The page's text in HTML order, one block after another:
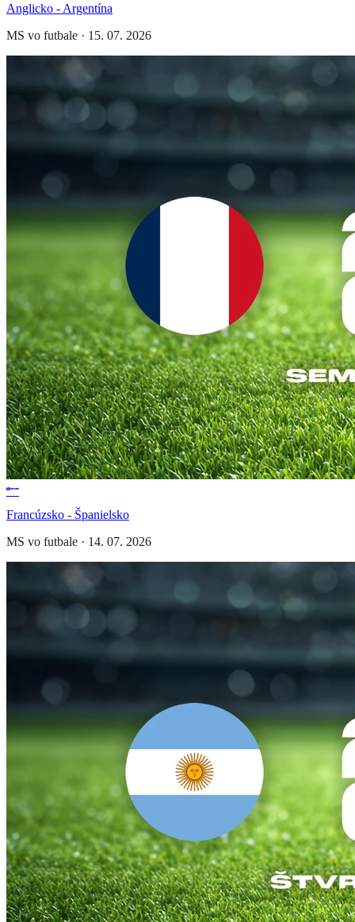
Anglicko - Argentína
MS vo futbale · 15. 07. 2026
Francúzsko - Španielsko
MS vo futbale · 14. 07. 2026